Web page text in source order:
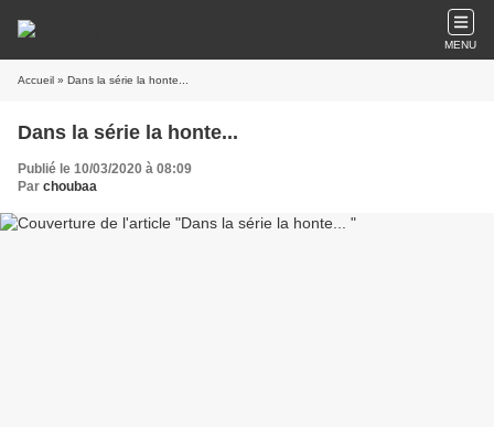
MENU
Accueil » Dans la série la honte...
Dans la série la honte...
Publié le 10/03/2020 à 08:09
Par choubaa